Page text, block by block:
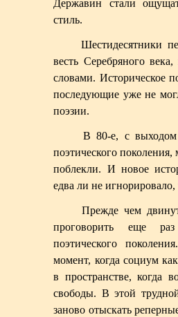
Державин стали
стиль.
Шестидесятники
весть Серебряного
словами. Историческое
последующие уже не
поэзии.
В 80-е, с выходом
поэтического
поблекли. И новое
едва ли не
Прежде чем
проговорить еще
поэтического
момент, когда социум
в пространстве, когда
свободы. В этой
заново отыскать